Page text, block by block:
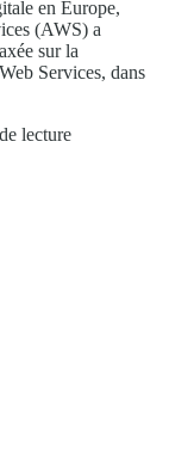
en Europe,
(AWS) a
sur la
Services, dans
lecture